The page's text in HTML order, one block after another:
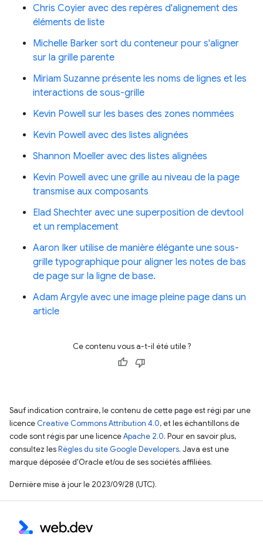
Chris Coyier avec des repères d'alignement des
éléments de liste
Michelle Barker sort du conteneur pour s'aligner
sur la grille parente
Miriam Suzanne présente les noms de lignes et les
interactions de sous-grille
Kevin Powell sur les bases des zones nommées
Kevin Powell avec des listes alignées
Shannon Moeller avec des listes alignées
Kevin Powell avec une grille au niveau de la page
transmise aux composants
Elad Shechter avec une superposition de devtool
et un remplacement
Aaron Iker utilise de manière élégante une sous-
grille typographique pour aligner les notes de bas
de page sur la ligne de base.
Adam Argyle avec une image pleine page dans un
article
Ce contenu vous a-t-il été utile ?
Sauf indication contraire, le contenu de cette page est régi par une
licence Creative Commons Attribution 4.0, et les échantillons de
code sont régis par une licenceApache 2.0. Pour en savoir plus,
consultez lesRègles du site Google Developers. Java est une
marque déposée d'Oracle et/ou de ses sociétés affiliées.
Dernière mise à jour le 2023/09/28 (UTC).